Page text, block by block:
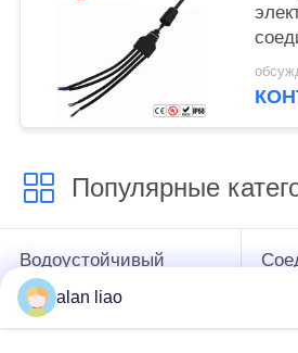
Популярные
Водоустойчивый
круговой
соединитель
alan liao